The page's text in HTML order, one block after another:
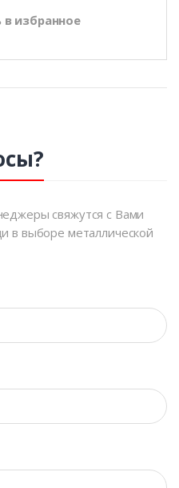
избранное
свяжутся с Вами
в выборе металлической